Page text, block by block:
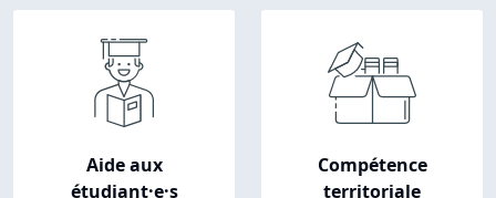
Aide aux
étudiant·e·s
Compétence
territoriale